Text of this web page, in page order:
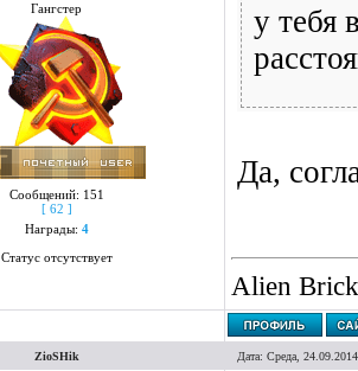
Гангстер
Сообщений: 151
[ 62 ]
Награды: 4
Статус отсутствует
у тебя
Да,
Alien
ZioSHik Дата: Среда,